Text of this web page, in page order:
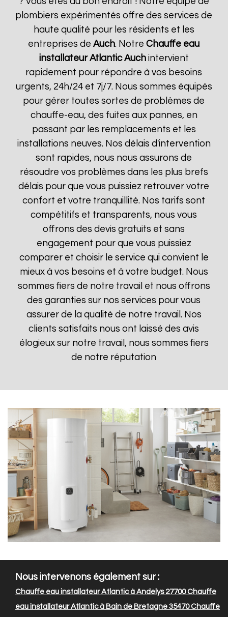
plombiers expérimentés offre des services de
haute qualité pour les résidents et les
entreprises deAuch. NotreChauffe eau
installateur Atlantic Auchintervient
rapidement pour répondre à vos besoins
urgents, 24h/24 et 7j/7. Nous sommes équipés
pour gérer toutes sortes de problèmes de
chauffe-eau, des fuites aux pannes, en
passant par les remplacements et les
installations neuves. Nos délais d'intervention
sont rapides, nous nous assurons de
résoudre vos problèmes dans les plus brefs
délais pour que vous puissiez retrouver votre
confort et votre tranquillité. Nos tarifs sont
compétitifs et transparents, nous vous
offrons des devis gratuits et sans
engagement pour que vous puissiez
comparer et choisir le service qui convient le
mieux à vos besoins et à votre budget. Nous
sommes fiers de notre travail et nous offrons
des garanties sur nos services pour vous
assurer de la qualité de notre travail. Nos
clients satisfaits nous ont laissé des avis
élogieux sur notre travail, nous sommes fiers
de notre réputation
Nous intervenons également sur :
Chauffe eau installateur Atlantic à Andelys 27700Chauffe
eau installateur Atlantic à Bain de Bretagne 35470Chauffe